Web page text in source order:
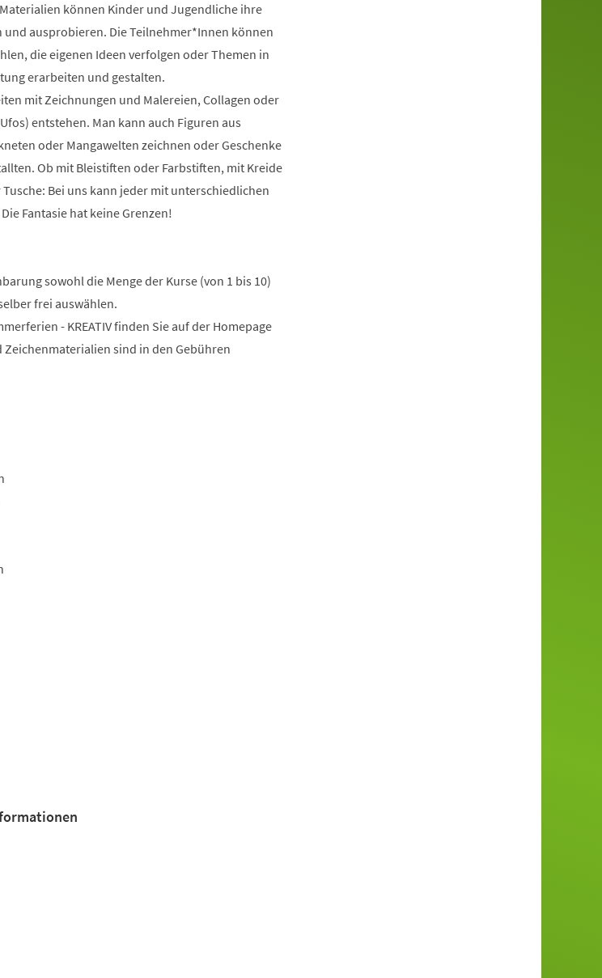
können Kinder und Jugendliche ihre
ausprobieren. Die Teilnehmer*Innen können
die eigenen Ideen verfolgen oder Themen in
erarbeiten und gestalten.
mit Zeichnungen und Malereien, Collagen oder
entstehen. Man kann auch Figuren aus
oder Mangawelten zeichnen oder Geschenke
Ob mit Bleistiften oder Farbstiften, mit Kreide
Bei uns kann jeder mit unterschiedlichen
Fantasie hat keine Grenzen!
sowohl die Menge der Kurse (von 1 bis 10)
frei auswählen.
- KREATIV finden Sie auf der Homepage
sind in den Gebühren